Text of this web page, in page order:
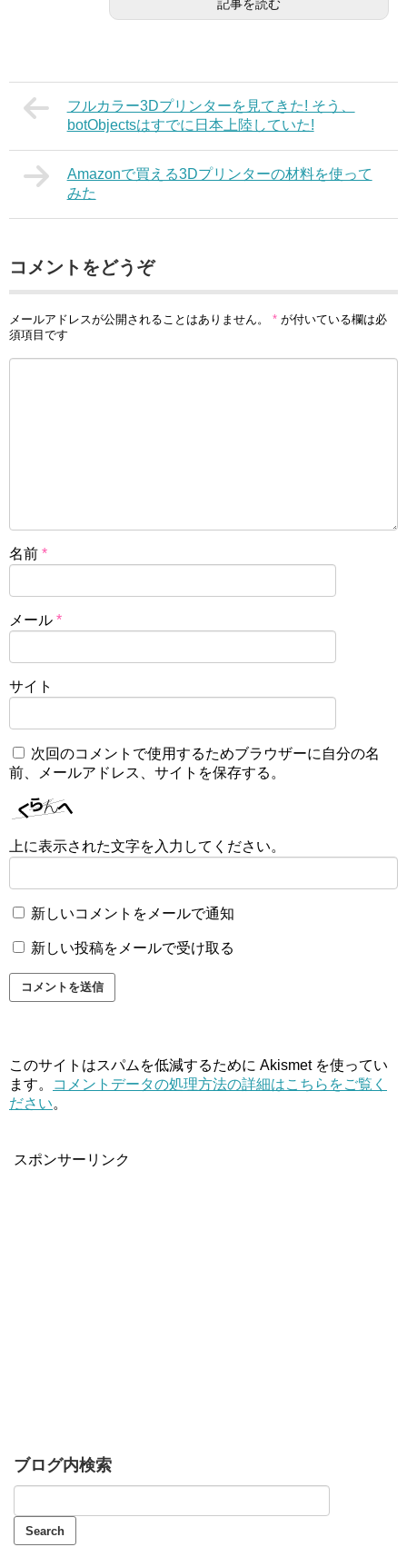
記事を読む
フルカラー3Dプリンターを見てきた! そう、
botObjectsはすでに日本上陸していた!
Amazonで買える3Dプリンターの材料を使って
みた
コメントをどうぞ
メールアドレスが公開されることはありません。 * が付いている欄は必
須項目です
名前 *
メール *
サイト
次回のコメントで使用するためブラウザーに自分の名
前、メールアドレス、サイトを保存する。
上に表示された文字を入力してください。
新しいコメントをメールで通知
新しい投稿をメールで受け取る
このサイトはスパムを低減するために Akismet を使ってい
ます。
コメントデータの処理方法の詳細はこちらをご覧く
ださい。
スポンサーリンク
ブログ内検索